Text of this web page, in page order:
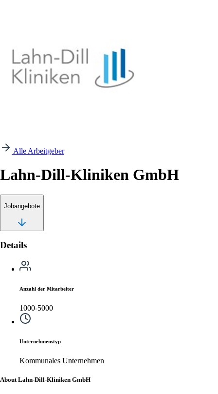
Alle Arbeitgeber
Lahn-Dill-Kliniken GmbH
Jobangebote
Details
Anzahl der Mitarbeiter
1000-5000
Unternehmenstyp
Kommunales Unternehmen
About Lahn-Dill-Kliniken GmbH